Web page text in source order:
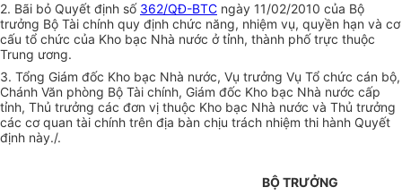
2. Bãi bỏ Quyết định số 362/QĐ-BTC ngày 11/02/2010 của Bộ
trưởng Bộ Tài chính quy định chức năng, nhiệm vụ, quyền hạn và cơ
cấu tổ chức của Kho bạc Nhà nước ở tỉnh, thành phố trực thuộc
Trung ương.
3. Tổng Giám đốc Kho bạc Nhà nước, Vụ trưởng Vụ Tổ chức cán bộ,
Chánh Văn phòng Bộ Tài chính, Giám đốc Kho bạc Nhà nước cấp
tỉnh, Thủ trưởng các đơn vị thuộc Kho bạc Nhà nước và Thủ trưởng
các cơ quan tài chính trên địa bàn chịu trách nhiệm thi hành Quyết
định này./.
BỘ TRƯỞNG